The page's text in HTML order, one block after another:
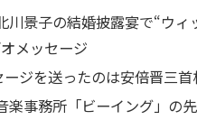
川景子の結婚披露宴で“ウ
メッセージ
ージを送ったのは安倍晋三首
楽事務所「ビーイング」の